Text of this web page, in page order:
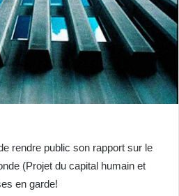
rendre public son rapport sur le
(Projet du capital humain et
en garde!